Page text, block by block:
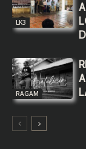
LK3
RAGAM